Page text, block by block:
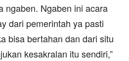
ngaben. Ngaben ini acara
dari pemerintah ya pasti
bisa bertahan dan dari situ
kesakralan itu sendiri,”